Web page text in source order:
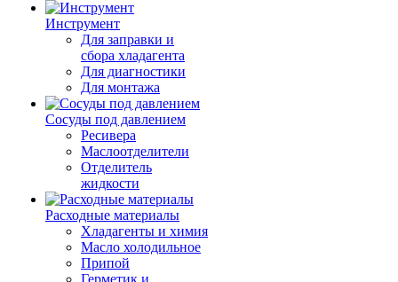
Инструмент
Для заправки и
сбора хладагента
Для диагностики
Для монтажа
Сосуды под давлением
Ресивера
Маслоотделители
Отделитель
жидкости
Расходные материалы
Хладагенты и химия
Масло холодильное
Припой
Герметик и